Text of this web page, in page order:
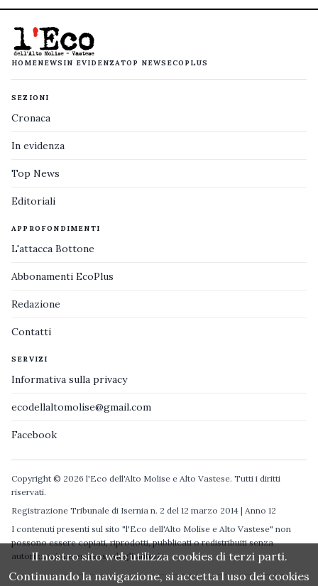
HOMENEWS IN EVIDENZATOP NEWS ECOPLUS
SEZIONI
Cronaca
In evidenza
Top News
Editoriali
APPROFONDIMENTI
L'attacca Bottone
Abbonamenti EcoPlus
Redazione
Contatti
SERVIZI
Informativa sulla privacy
ecodellaltomolise@gmail.com
Facebook
Copyright © 2026 l'Eco dell'Alto Molise e Alto Vastese. Tutti i diritti
riservati.
Registrazione Tribunale di Isernia n. 2 del 12 marzo 2014 | Anno 12
I contenuti presenti sul sito "l'Eco dell'Alto Molise e Alto Vastese" non
possono essere copiati, riprodotti, pubblicati o redistribuiti senza
autorizzazione espressa degli autori.
Il nostro sito web utilizza cookies di terzi parti.
Continuando la navigazione, si accetta l uso dei cookies